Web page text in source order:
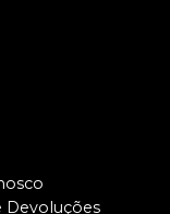
Devoluções